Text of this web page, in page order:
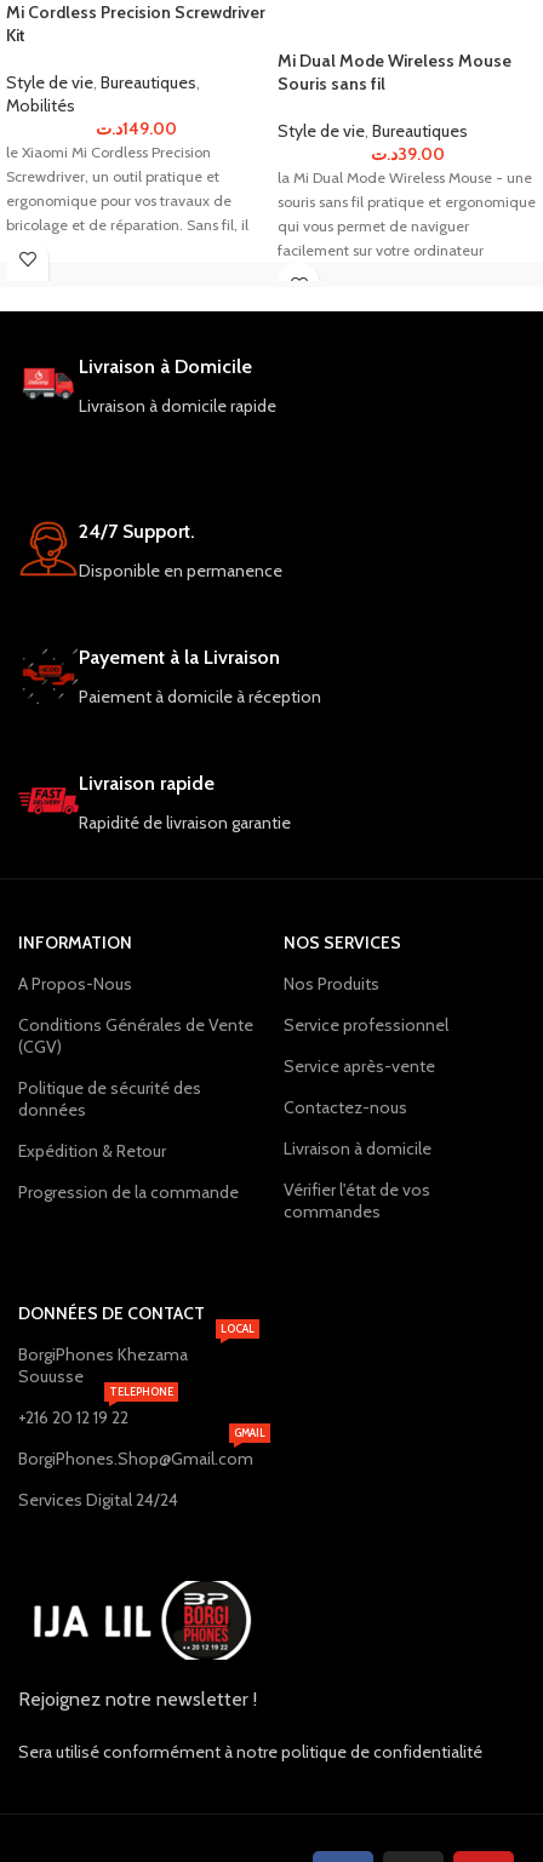
Mi Cordless Precision Screwdriver
Kit
Style de vie, Bureautiques,
Mobilités
149.00د.ت
le Xiaomi Mi Cordless Precision
Screwdriver, un outil pratique et
ergonomique pour vos travaux de
bricolage et de réparation. Sans fil, il
est facile à utiliser et doté d'une
Mi Dual Mode Wireless Mouse
Souris sans fil
Style de vie, Bureautiques
39.00د.ت
la Mi Dual Mode Wireless Mouse - une
souris sans fil pratique et ergonomique
qui vous permet de naviguer
facilement sur votre ordinateur
portable ou de bureau.
Livraison à Domicile
Livraison à domicile rapide
24/7 Support.
Disponible en permanence
Payement à la Livraison
Paiement à domicile à réception
Livraison rapide
Rapidité de livraison garantie
INFORMATION
A Propos-Nous
Conditions Générales de Vente
(CGV)
Politique de sécurité des
données
Expédition & Retour
Progression de la commande
NOS SERVICES
Nos Produits
Service professionnel
Service après-vente
Contactez-nous
Livraison à domicile
Vérifier l'état de vos
commandes
DONNÉES DE CONTACT
BorgiPhones Khezama
Souusse
LOCAL
+216 20 12 19 22
TELEPHONE
BorgiPhones.Shop@Gmail.com
GMAIL
Services Digital 24/24
Rejoignez notre newsletter !
Sera utilisé conformément à notre politique de confidentialité